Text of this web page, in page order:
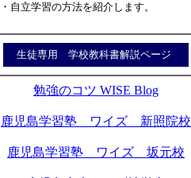
・自立学習の方法を紹介します。
生徒専用 学校教科書解説ページ
勉強のコツ WISE Blog
鹿児島学習塾 ワイズ 新照院校
鹿児島学習塾 ワイズ 坂元校